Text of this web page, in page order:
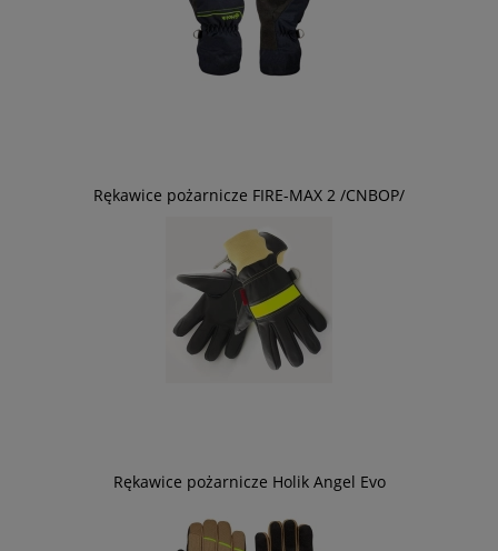
Rękawice pożarnicze FIRE-MAX 2 /CNBOP/
Rękawice pożarnicze Holik Angel Evo